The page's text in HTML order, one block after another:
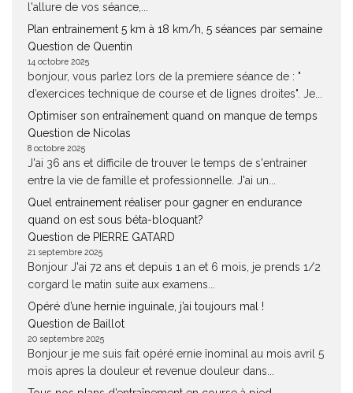
l'allure de vos séance,...
Plan entrainement 5 km à 18 km/h, 5 séances par semaine
Question de Quentin
14 octobre 2025
bonjour, vous parlez lors de la premiere séance de : "
d’exercices technique de course et de lignes droites". Je...
Optimiser son entraînement quand on manque de temps
Question de Nicolas
8 octobre 2025
J'ai 36 ans et difficile de trouver le temps de s'entrainer
entre la vie de famille et professionnelle. J'ai un...
Quel entrainement réaliser pour gagner en endurance
quand on est sous béta-bloquant?
Question de PIERRE GATARD
21 septembre 2025
Bonjour J'ai 72 ans et depuis 1 an et 6 mois, je prends 1/2
corgard le matin suite aux examens...
Opéré d’une hernie inguinale, j’ai toujours mal !
Question de Baillot
20 septembre 2025
Bonjour je me suis fait opéré ernie înominal au mois avril 5
mois apres la douleur et revenue douleur dans...